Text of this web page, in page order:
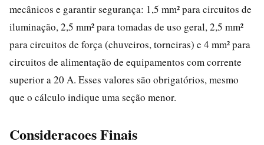
mecânicos e garantir segurança: 1,5 mm² para circuitos de
iluminação, 2,5 mm² para tomadas de uso geral, 2,5 mm²
para circuitos de força (chuveiros, torneiras) e 4 mm² para
circuitos de alimentação de equipamentos com corrente
superior a 20 A. Esses valores são obrigatórios, mesmo
que o cálculo indique uma seção menor.
Consideracoes Finais